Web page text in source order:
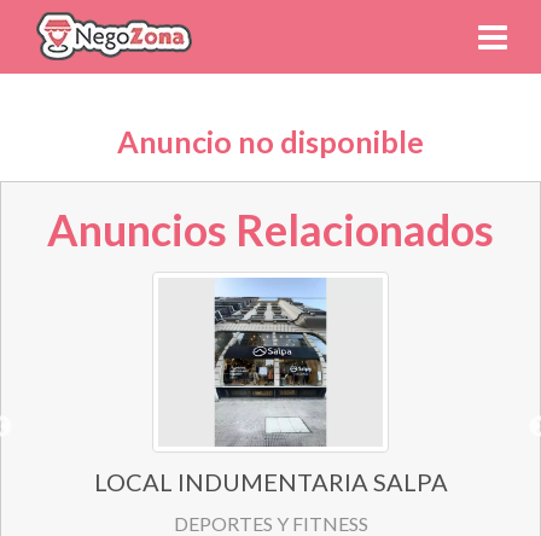
Anuncio no disponible
Anuncios Relacionados
LOCAL INDUMENTARIA SALPA
DEPORTES Y FITNESS